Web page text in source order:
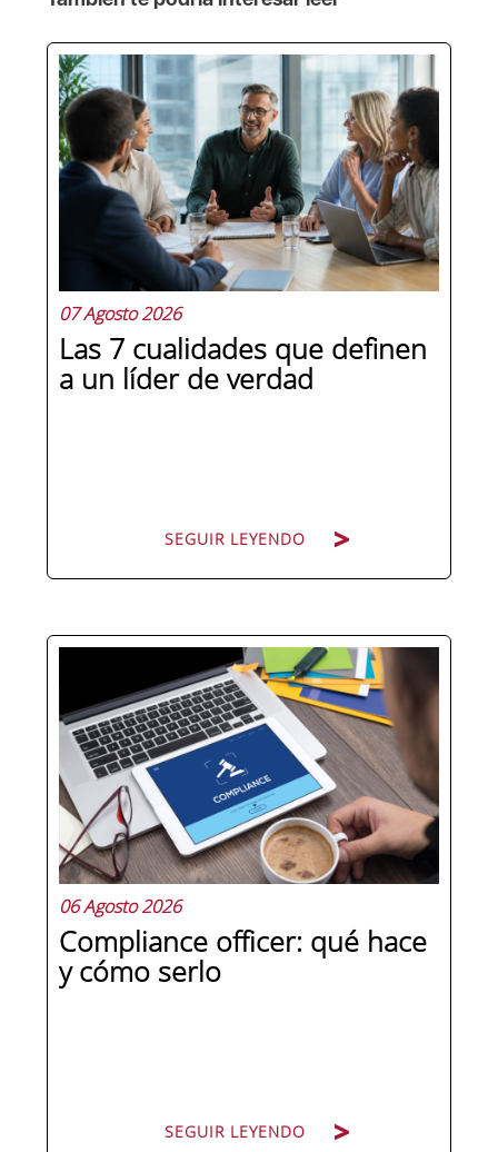
07 Agosto 2026
Las 7 cualidades que definen
a un líder de verdad
SEGUIR LEYENDO
Hay personas que ocupan puestos de
dirección y hay personas que lideran.
La diferencia no está en el cargo ni en
la antigüedad, sino en un conjunto de
competencias que se pueden
aprender, practicar y medir. Si te
preguntas qué separa a un directivo...
06 Agosto 2026
Compliance officer: qué hace
y cómo serlo
SEGUIR LEYENDO